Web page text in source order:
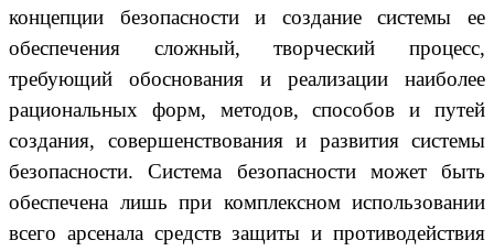
концепции безопасности и создание системы ее
обеспечения сложный, творческий процесс,
требующий обоснования и реализации наиболее
рациональных форм, методов, способов и путей
создания, совершенствования и развития системы
безопасности. Система безопасности может быть
обеспечена лишь при комплексном использовании
всего арсенала средств защиты и противодействия